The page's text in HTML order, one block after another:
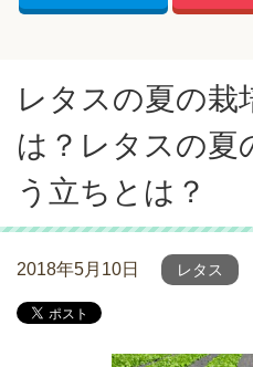
レタスの夏の栽
は？レタスの夏
う立ちとは？
2018年5月10日 レタス